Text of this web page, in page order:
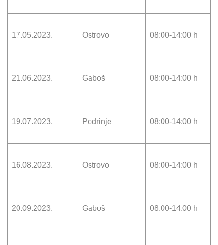
17.05.2023. Ostrovo 08:00-14:00 h
21.06.2023. Gaboš 08:00-14:00 h
19.07.2023. Podrinje 08:00-14:00 h
16.08.2023. Ostrovo 08:00-14:00 h
20.09.2023. Gaboš 08:00-14:00 h